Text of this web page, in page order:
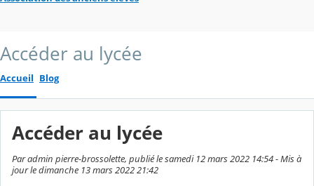
Accéder au lycée
Accueil Blog
Accéder au lycée
Par admin pierre-brossolette, publié le samedi 12 mars 2022 14:54 - Mis à
jour le dimanche 13 mars 2022 21:42